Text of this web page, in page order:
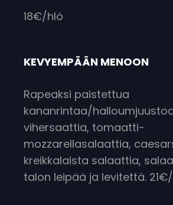
18€/hlö
KEVYEMPÄÄN MENOON
Rapeaksi paistettua
kananrintaa/
vihersaattia, tomaatti-
mozzarellasalaattia,
kreikkalaista salaattia,
talon leipää ja levitettä.